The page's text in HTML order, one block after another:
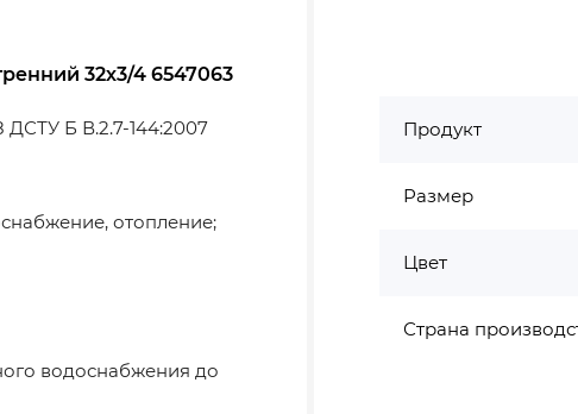
32х3/4 6547063
ДСТУ Б В.2.7-144:2007
отопление;
водоснабжения до
Продукт
Размер
Цвет
Страна